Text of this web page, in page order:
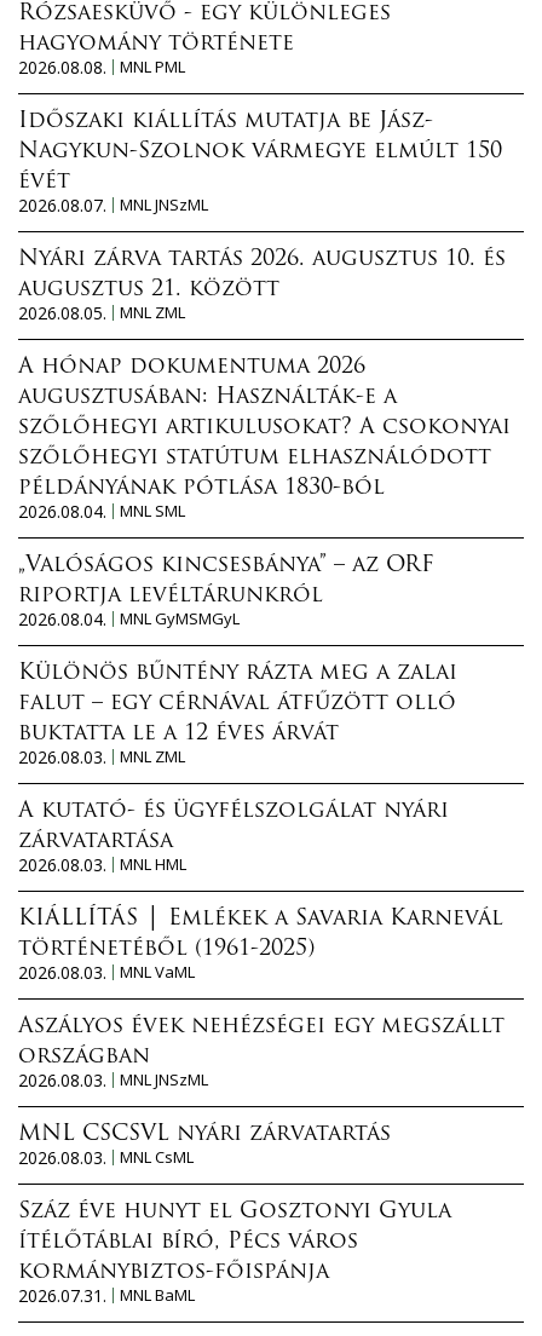
Rózsaesküvő - egy különleges
hagyomány története
2026.08.08.
MNL PML
Időszaki kiállítás mutatja be Jász-
Nagykun-Szolnok vármegye elmúlt 150
évét
2026.08.07.
MNL JNSzML
Nyári zárva tartás 2026. augusztus 10. és
augusztus 21. között
2026.08.05.
MNL ZML
A hónap dokumentuma 2026
augusztusában: Használták-e a
szőlőhegyi artikulusokat? A csokonyai
szőlőhegyi statútum elhasználódott
példányának pótlása 1830-ból
2026.08.04.
MNL SML
„Valóságos kincsesbánya” – az ORF
riportja levéltárunkról
2026.08.04.
MNL GyMSMGyL
Különös bűntény rázta meg a zalai
falut – egy cérnával átfűzött olló
buktatta le a 12 éves árvát
2026.08.03.
MNL ZML
A kutató- és ügyfélszolgálat nyári
zárvatartása
2026.08.03.
MNL HML
KIÁLLÍTÁS │ Emlékek a Savaria Karnevál
történetéből (1961-2025)
2026.08.03.
MNL VaML
Aszályos évek nehézségei egy megszállt
országban
2026.08.03.
MNL JNSzML
MNL CSCSVL nyári zárvatartás
2026.08.03.
MNL CsML
Száz éve hunyt el Gosztonyi Gyula
ítélőtáblai bíró, Pécs város
kormánybiztos-főispánja
2026.07.31.
MNL BaML